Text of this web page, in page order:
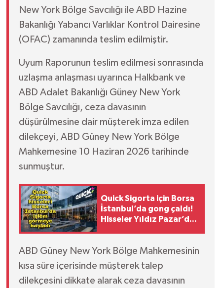
New York Bölge Savcılığı ile ABD Hazine
Bakanlığı Yabancı Varlıklar Kontrol Dairesine
(OFAC) zamanında teslim edilmiştir.
Uyum Raporunun teslim edilmesi sonrasında
uzlaşma anlaşması uyarınca Halkbank ve
ABD Adalet Bakanlığı Güney New York
Bölge Savcılığı, ceza davasının
düşürülmesine dair müşterek imza edilen
dilekçeyi, ABD Güney New York Bölge
Mahkemesine 10 Haziran 2026 tarihinde
sunmuştur.
Quick Sigorta için Borsa
İstanbul’da gong çaldı!
Hisseler Yıldız Pazar’da
ABD Güney New York Bölge Mahkemesinin
kısa süre içerisinde müşterek talep
dilekçesini dikkate alarak ceza davasının